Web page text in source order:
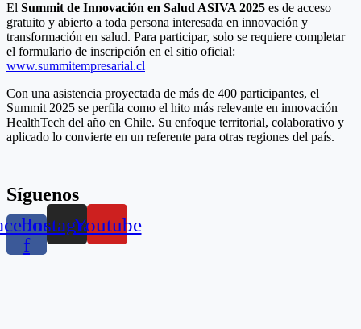
El Summit de Innovación en Salud ASIVA 2025 es de acceso
gratuito y abierto a toda persona interesada en innovación y
transformación en salud. Para participar, solo se requiere completar
el formulario de inscripción en el sitio oficial:
www.summitempresarial.cl
Con una asistencia proyectada de más de 400 participantes, el
Summit 2025 se perfila como el hito más relevante en innovación
HealthTech del año en Chile. Su enfoque territorial, colaborativo y
aplicado lo convierte en un referente para otras regiones del país.
Síguenos
f
InstagramYoutube